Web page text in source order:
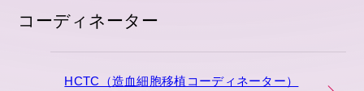
コーディネーター
HCTC（造血細胞移植コーディネーター）